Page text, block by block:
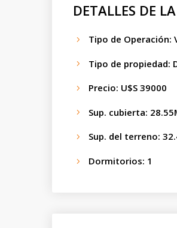
DETALLES DE
Tipo de Operación:
Tipo de propiedad:
Precio: U$S 39000
Sup. cubierta: 28.55
Sup. del terreno:
Dormitorios: 1